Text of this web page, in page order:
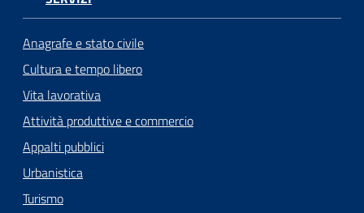
Anagrafe e stato civile
Cultura e tempo libero
Vita lavorativa
Attività produttive e commercio
Appalti pubblici
Urbanistica
Turismo